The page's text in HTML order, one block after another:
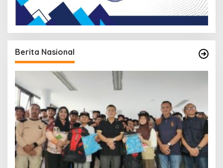
Berita Nasional